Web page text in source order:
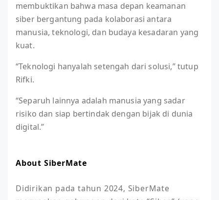
membuktikan bahwa masa depan keamanan
siber bergantung pada kolaborasi antara
manusia, teknologi, dan budaya kesadaran yang
kuat.
“Teknologi hanyalah setengah dari solusi,” tutup
Rifki.
“Separuh lainnya adalah manusia yang sadar
risiko dan siap bertindak dengan bijak di dunia
digital.”
About SiberMate
Didirikan pada tahun 2024, SiberMate